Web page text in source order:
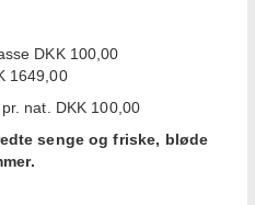
DKK 100,00
1649,00
nat. DKK 100,00
senge og friske, bløde